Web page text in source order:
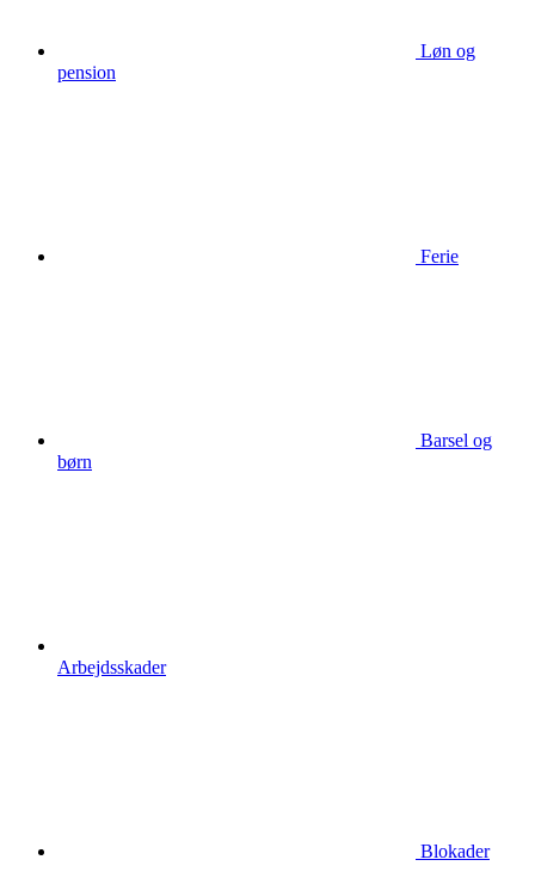
Løn og
pension
Ferie
Barsel og
børn
Arbejdsskader
Blokader